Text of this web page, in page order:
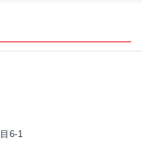
6-1